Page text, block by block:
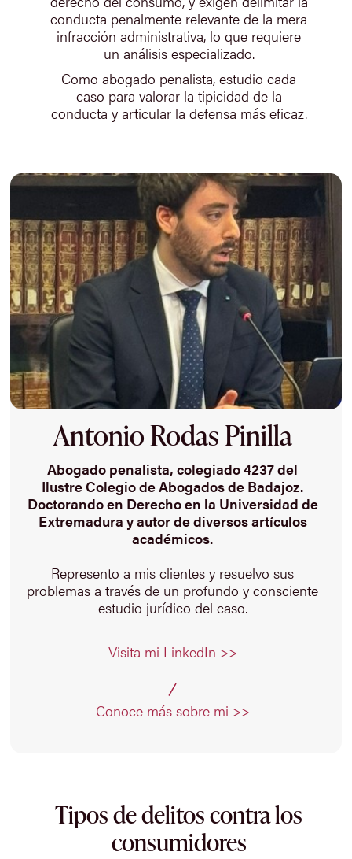
conducta penalmente relevante de la mera
infracción administrativa, lo que requiere
un análisis especializado.
Como abogado penalista, estudio cada
caso para valorar la tipicidad de la
conducta y articular la defensa más eficaz.
Antonio Rodas Pinilla
Abogado penalista, colegiado 4237 del
Ilustre Colegio de Abogados de Badajoz.
Doctorando en Derecho en la Universidad de
Extremadura y autor de diversos artículos
académicos.
Represento a mis clientes y resuelvo sus
problemas a través de un profundo y consciente
estudio jurídico del caso.
Visita mi LinkedIn >>
Conoce más sobre mi >>
Tipos de delitos contra los
consumidores